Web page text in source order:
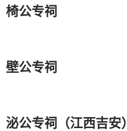
椅公专祠
壁公专祠
泌公专祠（江西吉安）